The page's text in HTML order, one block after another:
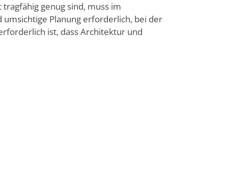
genug sind, muss im
Planung erforderlich, bei der
ist, dass Architektur und